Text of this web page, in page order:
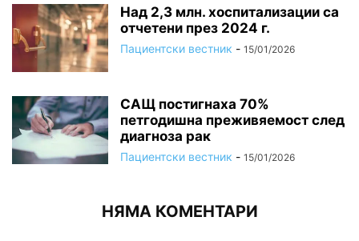
Над 2,3 млн. хоспитализации са
отчетени през 2024 г.
Пациентски вестник - 15/01/2026
САЩ постигнаха 70%
петгодишна преживяемост след
диагноза рак
Пациентски вестник - 15/01/2026
НЯМА КОМЕНТАРИ